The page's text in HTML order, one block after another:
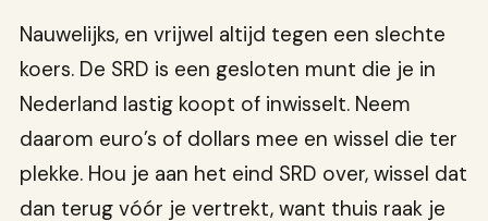
Nauwelijks, en vrijwel altijd tegen een slechte
koers. De SRD is een gesloten munt die je in
Nederland lastig koopt of inwisselt. Neem
daarom euro’s of dollars mee en wissel die ter
plekke. Hou je aan het eind SRD over, wissel dat
dan terug vóór je vertrekt, want thuis raak je